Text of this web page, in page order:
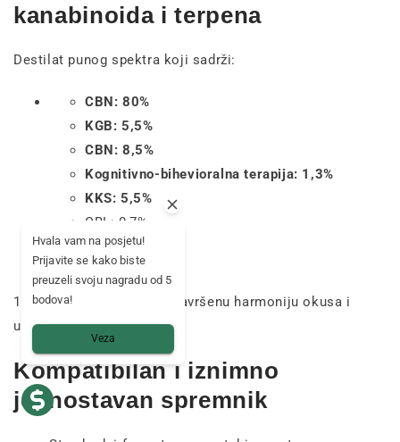
kanabinoida i terpena
Destilat punog spektra koji sadrži:
CBN: 80%
KGB: 5,5%
CBN: 8,5%
Kognitivno-bihevioralna terapija: 1,3%
KKS: 5,5%
CBL: 0,7%
100% prirodni terpeni za savršenu harmoniju okusa i
učinka.
Kompatibilan i iznimno
jednostavan spremnik
Hvala vam na posjetu!
Prijavite se kako biste
preuzeli svoju nagradu od 5
bodova!
Veza